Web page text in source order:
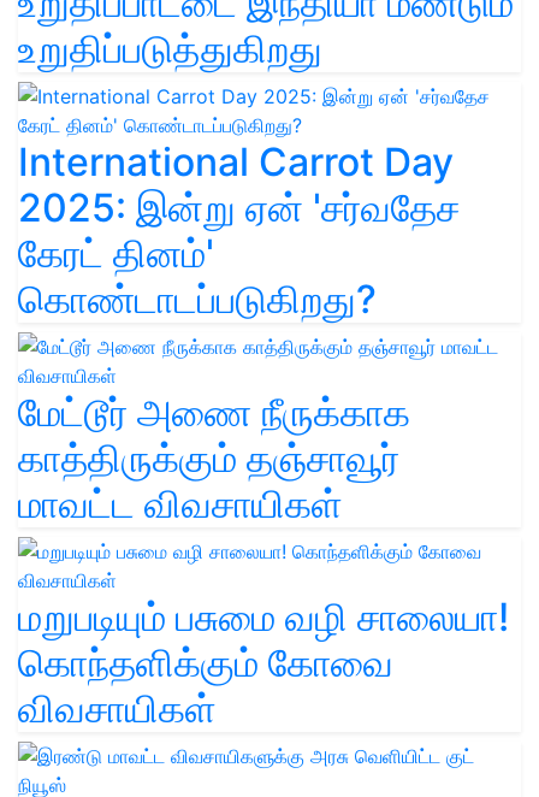
உறுதிப்படுத்துகிறது
International Carrot Day
2025: இன்று ஏன் 'சர்வதேச
கேரட் தினம்'
கொண்டாடப்படுகிறது?
மேட்டூர் அணை நீருக்காக
காத்திருக்கும் தஞ்சாவூர்
மாவட்ட விவசாயிகள்
மறுபடியும் பசுமை வழி சாலையா!
கொந்தளிக்கும் கோவை
விவசாயிகள்